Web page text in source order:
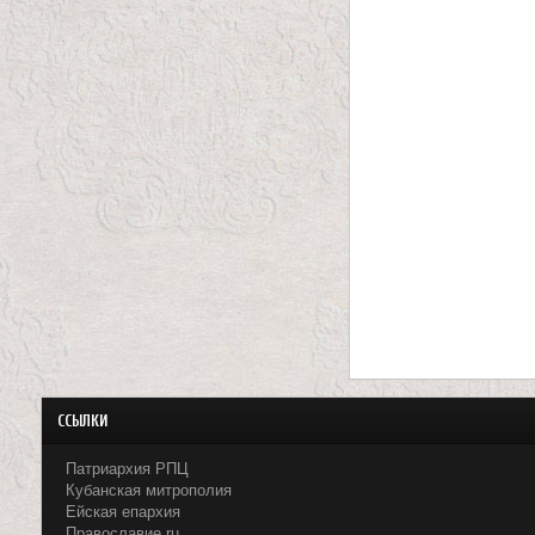
й
ССЫЛКИ
Патриархия РПЦ
Кубанская митрополия
Ейская епархия